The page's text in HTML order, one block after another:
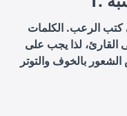
كتب الرعب. الكلمات
القارئ، لذا يجب على
بالخوف والتوتر